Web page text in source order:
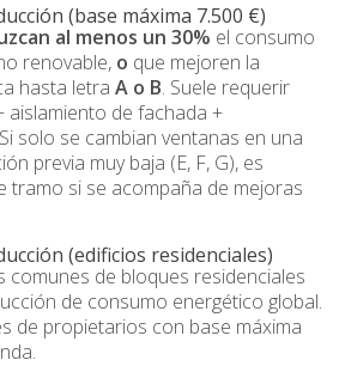
(base máxima 7.500 €)
al menos un 30% el consumo
renovable, o que mejoren la
hasta letra A o B. Suele requerir
aislamiento de fachada +
solo se cambian ventanas en una
previa muy baja (E, F, G), es
tramo si se acompaña de mejoras
(edificios residenciales)
comunes de bloques residenciales
de consumo energético global.
de propietarios con base máxima